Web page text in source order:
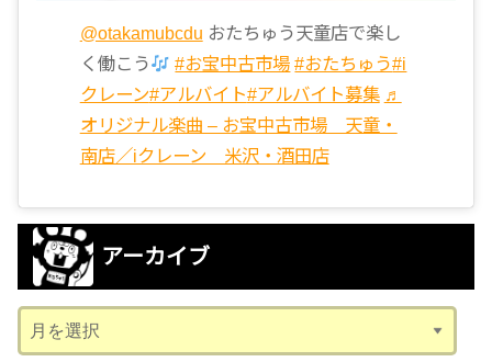
@otakamubcdu おたちゅう天童店で楽し
く働こう
#お宝中古市場 #おたちゅう#i
クレーン#アルバイト#アルバイト募集 ♬
オリジナル楽曲 – お宝中古市場 天童・
南店／iクレーン 米沢・酒田店
アーカイブ
ー